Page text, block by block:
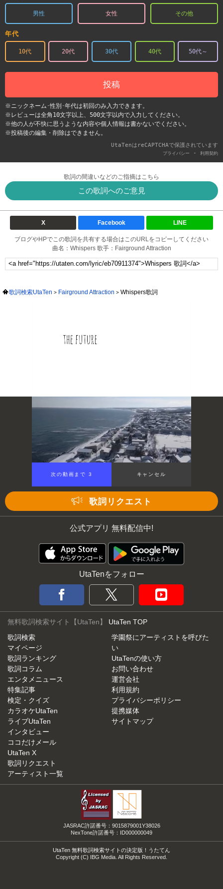
男性 女性 その他
年代
10代 20代 30代 40代 50代～
投稿
※ニックネーム･性別･年代は初回のみ入力できます。
※レビューは全角10文字以上、500文字以内で入力してください。
※他の人が不快に思うような内容や個人情報は書かないでください。
※投稿後の編集・削除はできません。
UtaTenはreCAPTCHAで保護されています
プライバシー - 利用契約
歌詞の間違いなどのご指摘はこちら
この歌詞へのご意見
X Facebook LINE
ブログやHPでこの歌詞を共有する場合はこのURLをコピーしてください
曲名：Whispers 歌手：Fairground Attraction
歌詞検索UtaTen Fairground Attraction Whispers歌詞
次の動画まで 3 キャンセル
歌詞リクエスト
公式アプリ 無料配信中!
UtaTenをフォロー
無料歌詞検索サイト【UtaTen】 UtaTen TOP
歌詞検索
マイページ
歌詞ランキング
歌詞コラム
エンタメニュース
特集記事
検定・クイズ
カラオケUtaTen
ライブUtaTen
インタビュー
ココだけメール
UtaTen X
歌詞リクエスト
アーティスト一覧
学園祭にアーティストを呼びた
い
UtaTenの使い方
お問い合わせ
運営会社
利用規約
プライバシーポリシー
提携媒体
サイトマップ
JASRAC許諾番号：9015879001Y38026
NexTone許諾番号：ID000000049
UtaTen 無料歌詞検索サイトの決定版！うたてん
Copyright (C) IBG Media. All Rights Reserved.